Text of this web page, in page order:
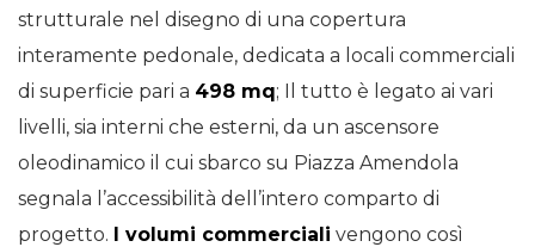
strutturale nel disegno di una copertura
interamente pedonale, dedicata a locali commerciali
di superficie pari a 498 mq; Il tutto è legato ai vari
livelli, sia interni che esterni, da un ascensore
oleodinamico il cui sbarco su Piazza Amendola
segnala l’accessibilità dell’intero comparto di
progetto. I volumi commerciali vengono così